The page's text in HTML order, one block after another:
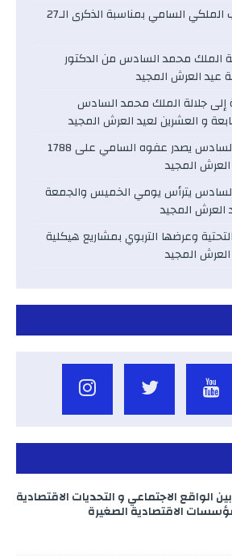
النص الكامل للخطاب الملكي السامي بمناسبة الذكرى الـ27
الملك محمد السادس من الدكتور
عيد العرش المجيد
إلى جلالة الملك محمد السادس
و العشرين لعيد العرش المجيد
جلالة الملك محمد السادس يصدر عفوه السامي على 1788
المجيد
يترأس يومي الخميس والجمعة
العرش المجيد
وعرضها التربوي بمشاريع هيكلية
المجيد
الواقع الاجتماعي و التحديات الاقتصادية
الاقتصادية الصغيرة